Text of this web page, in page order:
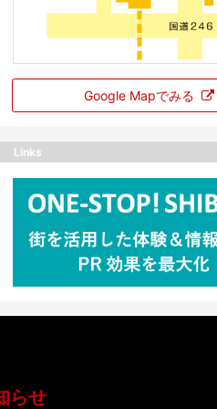
Google Mapでみる
Links
らせ